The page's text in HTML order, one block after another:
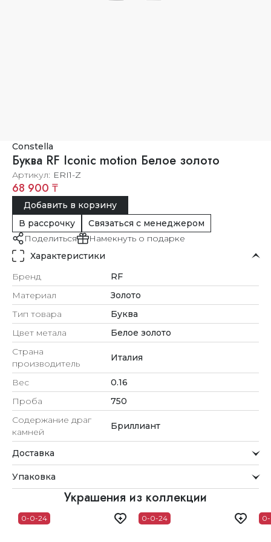
Constella
Буква RF Iconic motion Белое золото
Артикул ERI1-Z
68 900 ₸
Добавить в корзину
В рассрочку
Связаться с менеджером
Поделиться
Намекнуть о подарке
Характеристики
Бренд
RF
Материал
Золото
Тип товара
Буква
Цвет метала
Белое золото
Страна
производитель
Италия
Вес
0.16
Проба
750
Содержание драг
камней
Бриллиант
Доставка
Мы стремимся обрабатывать заказы максимально
быстро и доставлять их прямо до вашей двери в
удобное для вас время.
Доставка
Упаковка
Внимание к деталям
Каждое украшение проходит тщательную проверку
перед отправкой.
Украшения из коллекции
0-0-24 0-0-24